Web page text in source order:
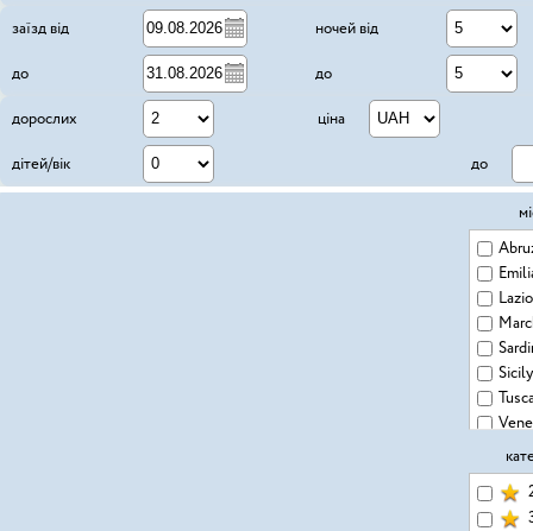
заїзд від ночей від 5
до до 5
дорослих ціна
дітей/вік до
Sicily